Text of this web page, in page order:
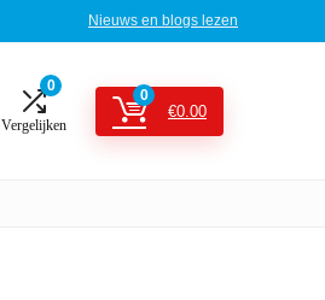
Nieuws en blogs lezen
0
Vergelijken
0
€0.00